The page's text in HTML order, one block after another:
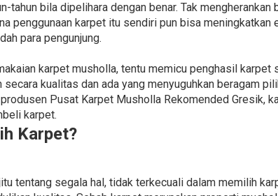
tahun bila dipelihara dengan benar. Tak
penggunaan karpet itu sendiri pun bisa
para pengunjung.
karpet musholla, tentu memicu penghasil
secara kualitas dan ada yang menyuguhkan beragam
Pusat Karpet Musholla Rekomended Gresik,
karpet.
Karpet?
tentang segala hal, tidak terkecuali dalam memilih